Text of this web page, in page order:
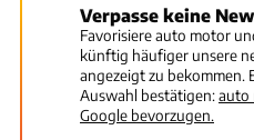
Verpasse keine
Favorisiere auto motor
künftig häufiger unsere
angezeigt zu bekommen.
Auswahl bestätigen:auto
Google bevorzugen.